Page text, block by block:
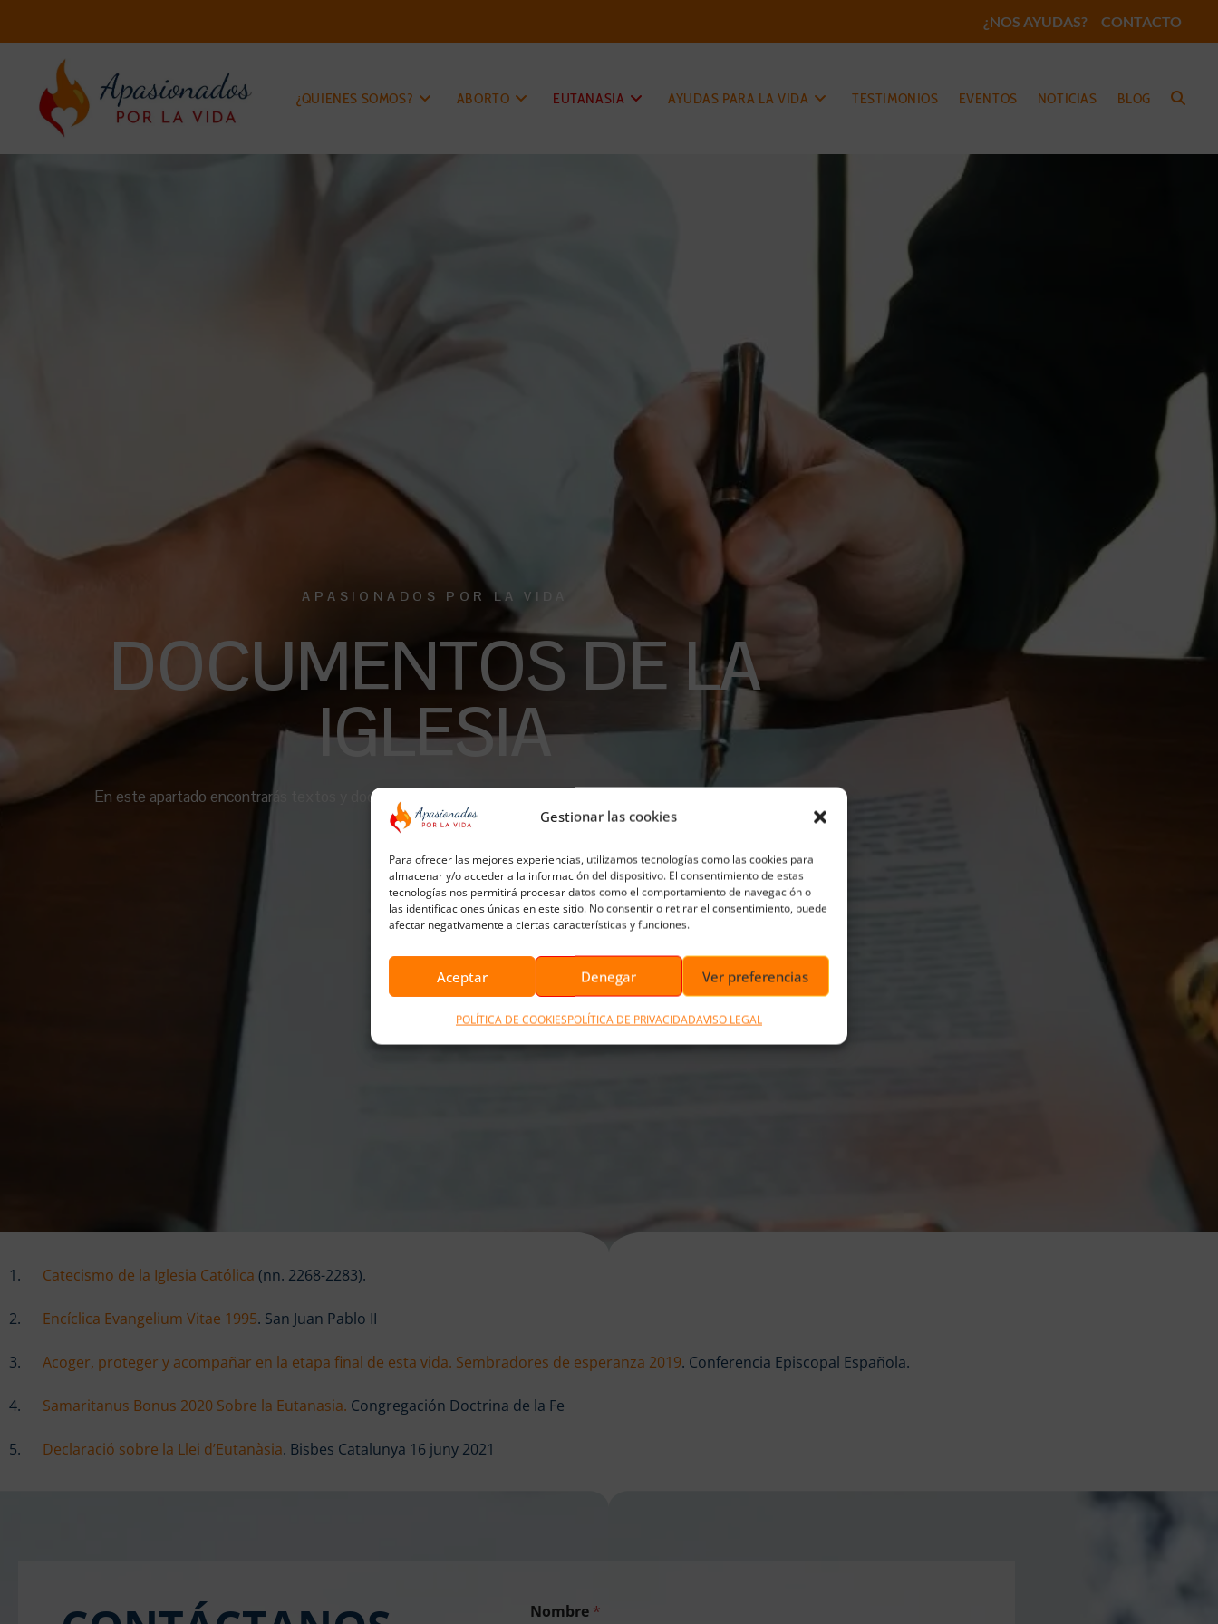
Gestionar las cookies
Para ofrecer las mejores experiencias, utilizamos tecnologías como las cookies para
almacenar y/o acceder a la información del dispositivo. El consentimiento de estas
tecnologías nos permitirá procesar datos como el comportamiento de navegación o
las identificaciones únicas en este sitio. No consentir o retirar el consentimiento, puede
afectar negativamente a ciertas características y funciones.
Aceptar Denegar Ver preferencias
POLÍTICA DE COOKIESPOLÍTICA DE PRIVACIDADAVISO LEGAL
¿NOS AYUDAS? CONTACTO
¿QUIENES SOMOS? ABORTO EUTANASIA AYUDAS PARA LA VIDA TESTIMONIOS EVENTOS NOTICIAS BLOG
APASIONADOS POR LA VIDA
DOCUMENTOS DE LA
IGLESIA
En este apartado encontrarás textos y documentos relacionados a la Iglesia en los que te puedes apoyar.
1. Catecismo de la Iglesia Católica (nn. 2268-2283).
2. Encíclica Evangelium Vitae 1995. San Juan Pablo II
3. Acoger, proteger y acompañar en la etapa final de esta vida. Sembradores de esperanza 2019. Conferencia Episcopal Española.
4. Samaritanus Bonus 2020 Sobre la Eutanasia. Congregación Doctrina de la Fe
5. Declaració sobre la Llei d’Eutanàsia. Bisbes Catalunya 16 juny 2021
Nombre *